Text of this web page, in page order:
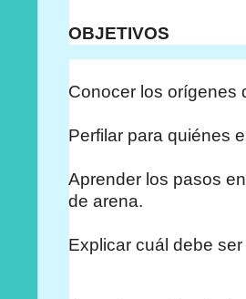
OBJETIVOS
Conocer los orígenes
Perfilar para quiénes
Aprender los pasos
de arena.
Explicar cuál debe